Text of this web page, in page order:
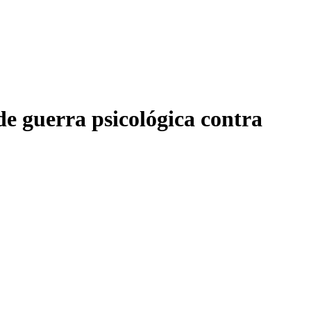
guerra psicológica contra